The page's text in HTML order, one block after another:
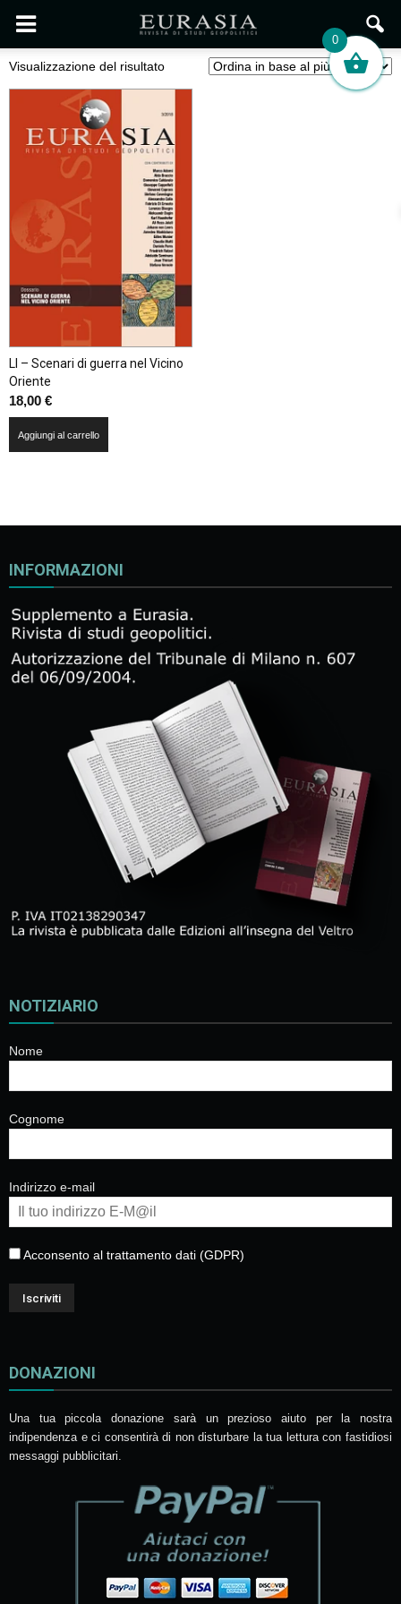
Visualizzazione del risultato
LI – Scenari di guerra nel Vicino
Oriente
18,00 €
Aggiungi al carrello
INFORMAZIONI
NOTIZIARIO
Nome
Cognome
Indirizzo e-mail
Acconsento al trattamento dati (GDPR)
DONAZIONI
Una tua piccola donazione sarà un prezioso aiuto per la nostra
indipendenza e ci consentirà di non disturbare la tua lettura con fastidiosi
messaggi pubblicitari.
0